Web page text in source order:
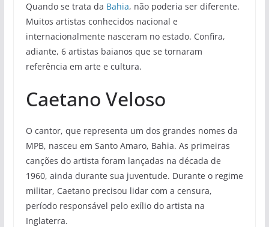
Quando se trata da Bahia, não poderia ser diferente.
Muitos artistas conhecidos nacional e
internacionalmente nasceram no estado. Confira,
adiante, 6 artistas baianos que se tornaram
referência em arte e cultura.
Caetano Veloso
O cantor, que representa um dos grandes nomes da
MPB, nasceu em Santo Amaro, Bahia. As primeiras
canções do artista foram lançadas na década de
1960, ainda durante sua juventude. Durante o regime
militar, Caetano precisou lidar com a censura,
período responsável pelo exílio do artista na
Inglaterra.